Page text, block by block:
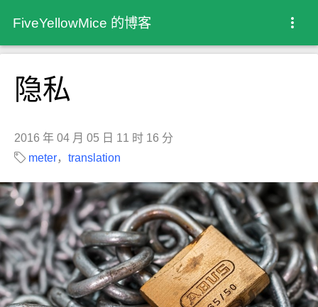
FiveYellowMice 的博客
隐私
2016 年 04 月 05 日 11 时 16 分
meter， translation